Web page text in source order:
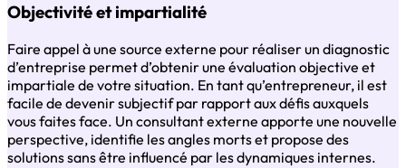
Objectivité et impartialité
Faire appel à une source externe pour réaliser un diagnostic
d’entreprise permet d’obtenir une évaluation objective et
impartiale de votre situation. En tant qu’entrepreneur, il est
facile de devenir subjectif par rapport aux défis auxquels
vous faites face. Un consultant externe apporte une nouvelle
perspective, identifie les angles morts et propose des
solutions sans être influencé par les dynamiques internes.